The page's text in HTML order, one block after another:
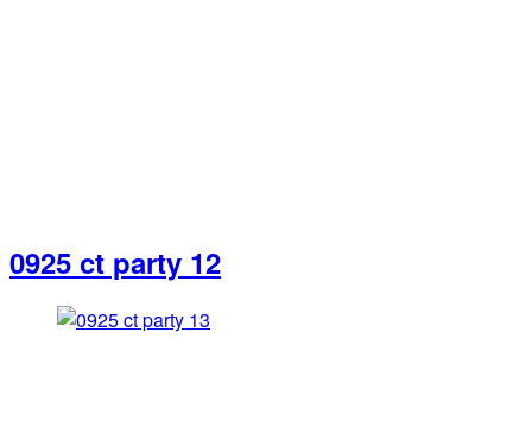
0925 ct party 12